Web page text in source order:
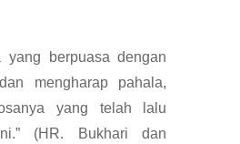
yang berpuasa dengan
mengharap pahala,
yang telah lalu
(HR. Bukhari dan